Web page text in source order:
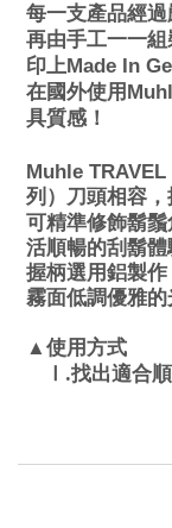
每一支產品經過
再由手工一一
印上Made In
在國外使用
具質感！
Muhle TRAVEL
列）刀頭相容，
可精準修飾鬍
活順暢的刮鬍體
握柄選用鋁製
霧面低調優雅的
▲使用方式
.找出適合